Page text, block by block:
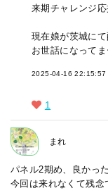
来期チャレンジ応
現在娘が茨城にて
お世話になって
2025-04-16 22:15:57
1
まれ
パネル2期め、良かっ
今回は来れなくて残念